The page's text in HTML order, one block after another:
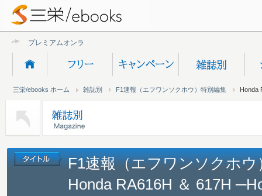
プレミアムオンライン新規
三栄/ebooks ホーム 雑誌別 F1速報（エフワンソクホウ）特別編集 Honda
F1速報（エフワンソクホウ
Honda RA616H ＆ 617H